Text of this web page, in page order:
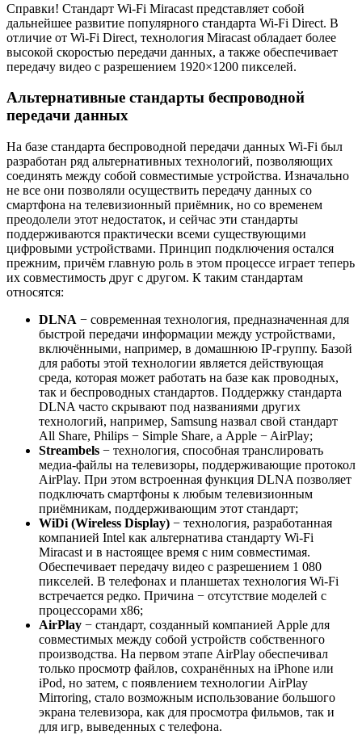
Справки! Стандарт Wi-Fi Miracast представляет собой
дальнейшее развитие популярного стандарта Wi-Fi Direct. В
отличие от Wi-Fi Direct, технология Miracast обладает более
высокой скоростью передачи данных, а также обеспечивает
передачу видео с разрешением 1920×1200 пикселей.
Альтернативные стандарты беспроводной
передачи данных
На базе стандарта беспроводной передачи данных Wi-Fi был
разработан ряд альтернативных технологий, позволяющих
соединять между собой совместимые устройства. Изначально
не все они позволяли осуществить передачу данных со
смартфона на телевизионный приёмник, но со временем
преодолели этот недостаток, и сейчас эти стандарты
поддерживаются практически всеми существующими
цифровыми устройствами. Принцип подключения остался
прежним, причём главную роль в этом процессе играет теперь
их совместимость друг с другом. К таким стандартам
относятся:
DLNA − современная технология, предназначенная для
быстрой передачи информации между устройствами,
включёнными, например, в домашнюю IP-группу. Базой
для работы этой технологии является действующая
среда, которая может работать на базе как проводных,
так и беспроводных стандартов. Поддержку стандарта
DLNA часто скрывают под названиями других
технологий, например, Samsung назвал свой стандарт
All Share, Philips − Simple Share, а Apple − AirPlay;
Streambels − технология, способная транслировать
медиа-файлы на телевизоры, поддерживающие протокол
AirPlay. При этом встроенная функция DLNA позволяет
подключать смартфоны к любым телевизионным
приёмникам, поддерживающим этот стандарт;
WiDi (Wireless Display) − технология, разработанная
компанией Intel как альтернатива стандарту Wi-Fi
Miracast и в настоящее время с ним совместимая.
Обеспечивает передачу видео с разрешением 1 080
пикселей. В телефонах и планшетах технология Wi-Fi
встречается редко. Причина − отсутствие моделей с
процессорами х86;
AirPlay − стандарт, созданный компанией Apple для
совместимых между собой устройств собственного
производства. На первом этапе AirPlay обеспечивал
только просмотр файлов, сохранённых на iPhone или
iPod, но затем, с появлением технологии AirPlay
Mirroring, стало возможным использование большого
экрана телевизора, как для просмотра фильмов, так и
для игр, выведенных с телефона.